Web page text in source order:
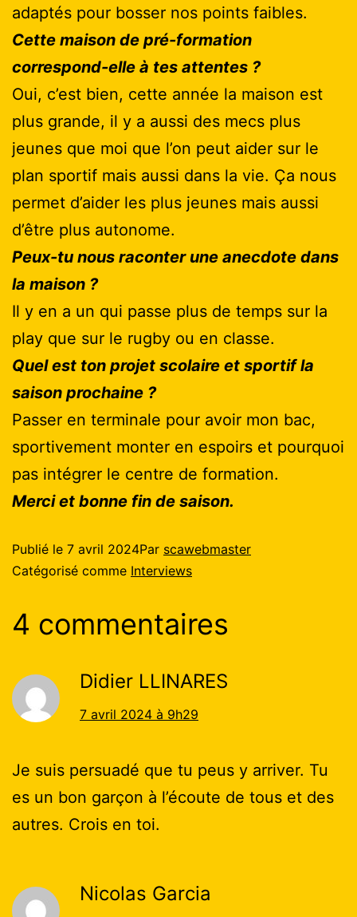
adaptés pour bosser nos points faibles.
Cette maison de pré-formation
correspond-elle à tes attentes ?
Oui, c’est bien, cette année la maison est
plus grande, il y a aussi des mecs plus
jeunes que moi que l’on peut aider sur le
plan sportif mais aussi dans la vie. Ça nous
permet d’aider les plus jeunes mais aussi
d’être plus autonome.
Peux-tu nous raconter une anecdote dans
la maison ?
Il y en a un qui passe plus de temps sur la
play que sur le rugby ou en classe.
Quel est ton projet scolaire et sportif la
saison prochaine ?
Passer en terminale pour avoir mon bac,
sportivement monter en espoirs et pourquoi
pas intégrer le centre de formation.
Merci et bonne fin de saison.
Publié le 7 avril 2024Par scawebmaster
Catégorisé comme Interviews
4 commentaires
Didier LLINARES
7 avril 2024 à 9h29
Je suis persuadé que tu peus y arriver. Tu
es un bon garçon à l’écoute de tous et des
autres. Crois en toi.
Nicolas Garcia